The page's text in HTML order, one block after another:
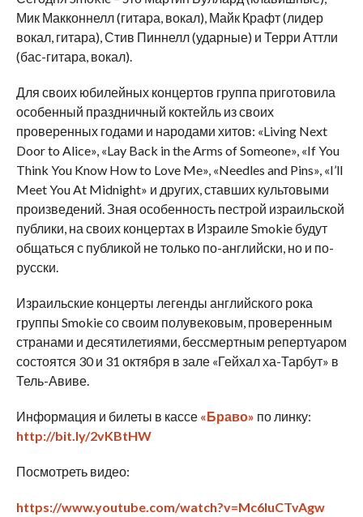
Мик Макконнелл (гитара, вокал), Майк Крафт (лидер
вокал, гитара), Стив Пиннелл (ударные) и Терри Аттли
(бас-гитара, вокал).
Для своих юбилейных концертов группа приготовила
особенный праздничный коктейль из своих
проверенных годами и народами хитов: «Living Next
Door to Alice», «Lay Back in the Arms of Someone», «If You
Think You Know How to Love Me», «Needles and Pins», «I’ll
Meet You At Midnight» и других, ставших культовыми
произведений. Зная особенность пестрой израильской
публики, на своих концертах в Израиле Smokie будут
общаться с публикой не только по-английски, но и по-
русски.
Израильские концерты легенды английского рока
группы Smokie со своим полувековым, проверенным
странами и десятилетиями, бессмертным репертуаром
состоятся 30 и 31 октября в зале «Гейхал ха-Тарбут» в
Тель-Авиве.
Информация и билеты в кассе «Браво» по линку:
http://bit.ly/2vKBtHW
Посмотреть видео:
https://www.youtube.com/watch?v=Mc6luCTvAgw